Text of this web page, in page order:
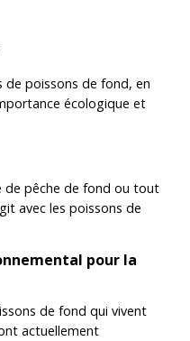
de poissons de fond, en
écologique et
de pêche de fond ou tout
avec les poissons de
pour la
de fond qui vivent
actuellement